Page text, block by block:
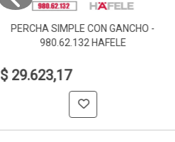
PERCHA SIMPLE CON GANCHO -
980.62.132 HAFELE
$ 29.623,17